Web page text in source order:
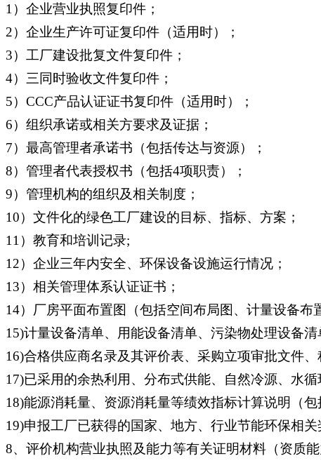
1）企业营业执照复印件；
2）企业生产许可证复印件（适用时）；
3）工厂建设批复文件复印件；
4）三同时验收文件复印件；
5）CCC产品认证证书复印件（适用时）；
6）组织承诺或相关方要求及证据；
7）最高管理者承诺书（包括传达与资源）；
8）管理者代表授权书（包括4项职责）；
9）管理机构的组织及相关制度；
10）文件化的绿色工厂建设的目标、指标、方案；
11）教育和培训记录;
12）企业三年内安全、环保设备设施运行情况；
13）相关管理体系认证证书；
14）厂房平面布置图（包括空间布局图、计量设备布
15)计量设备清单、用能设备清单、污染物处理设备清
16)合格供应商名录及其评价表、采购立项审批文件、
17)已采用的余热利用、分布式供能、自然冷源、水
18)能源消耗量、资源消耗量等绩效指标计算说明（
19)申报工厂已获得的国家、地方、行业节能环保相关
8、评价机构营业执照及能力等有关证明材料（资质